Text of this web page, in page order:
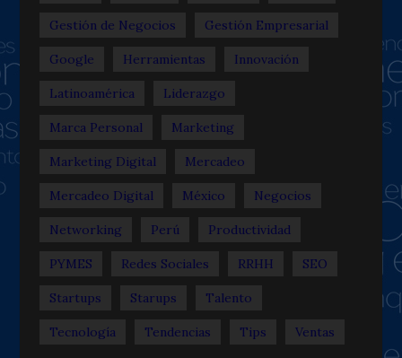
Gestión de Negocios Gestión Empresarial
Google Herramientas Innovación
Latinoamérica Liderazgo
Marca Personal Marketing
Marketing Digital Mercadeo
Mercadeo Digital México Negocios
Networking Perú Productividad
PYMES Redes Sociales RRHH SEO
Startups Starups Talento
Tecnología Tendencias Tips Ventas